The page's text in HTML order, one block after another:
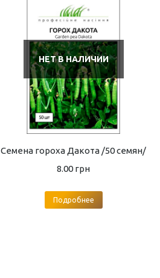
НЕТ В НАЛИЧИИ
Семена гороха Дакота /50 семян/
8.00 грн
Подробнее